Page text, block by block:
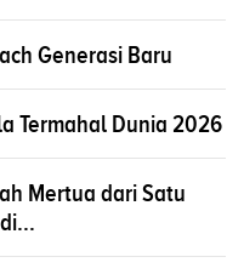
Generasi Baru
Termahal Dunia 2026
Mertua dari Satu